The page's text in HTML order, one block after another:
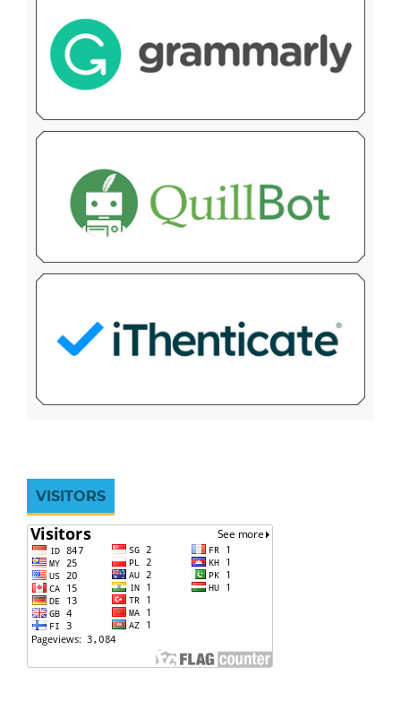
VISITORS